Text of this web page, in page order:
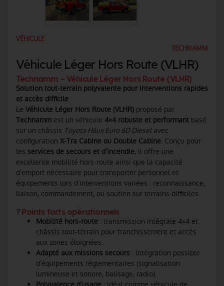
VÉHICULE
TECHNAMM
Véhicule Léger Hors Route (VLHR)
Technamm – Véhicule Léger Hors Route (VLHR)
Solution tout-terrain polyvalente pour interventions rapides
et accès difficile
Le Véhicule Léger Hors Route (VLHR) proposé par
Technamm est un véhicule 4×4 robuste et performant basé
sur un châssis Toyota Hilux Euro 6D Diesel avec
configuration X-Tra Cabine ou Double Cabine. Conçu pour
les services de secours et d’incendie, il offre une
excellente mobilité hors-route ainsi que la capacité
d’emport nécessaire pour transporter personnel et
équipements lors d’interventions variées : reconnaissance,
liaison, commandement, ou soutien sur terrains difficiles.
? Points forts opérationnels
Mobilité hors-route : transmission intégrale 4×4 et
châssis tout-terrain pour franchissement et accès
aux zones éloignées.
Adapté aux missions secours : intégration possible
d’équipements réglementaires (signalisation
lumineuse et sonore, balisage, radio).